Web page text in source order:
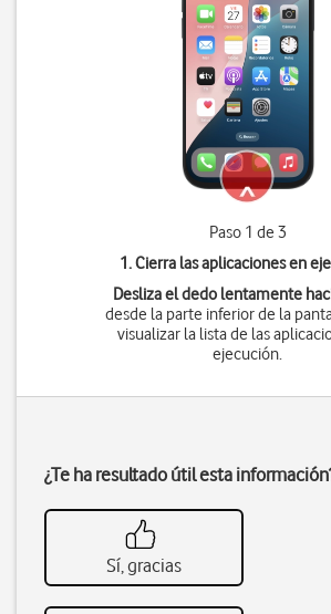
Paso 1 de 3
1. Cierra las aplicaciones en
Desliza el dedo lentamente
desde la parte inferior de la
visualizar la lista de las
ejecución.
¿Te ha resultado útil esta
Sí, gracias